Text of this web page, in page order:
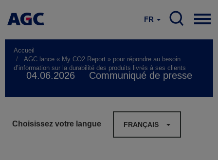
FR
Accueil
AGC lance « My CO2 Report » pour répondre au besoin
d’information sur la durabilité des produits livrés à ses clients
04.06.2026 Communiqué de presse
Choisissez votre langue FRANÇAIS